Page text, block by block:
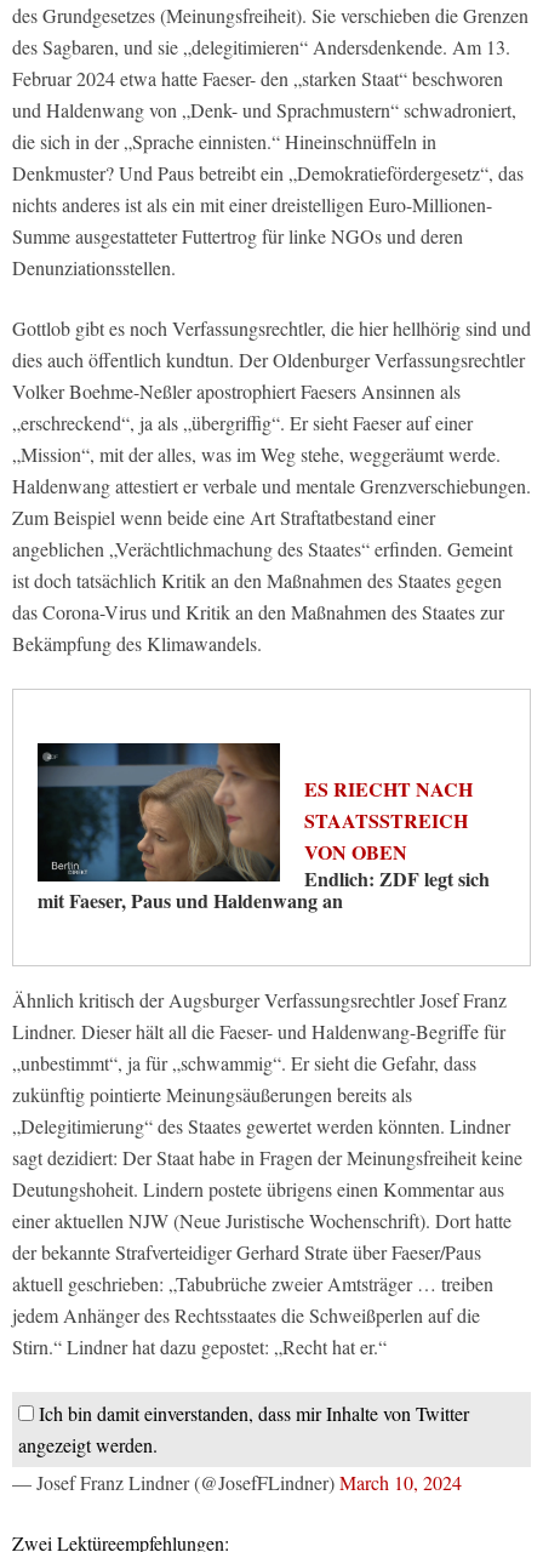
des Grundgesetzes (Meinungsfreiheit). Sie verschieben die Grenzen
des Sagbaren, und sie „delegitimieren“ Andersdenkende. Am 13.
Februar 2024 etwa hatte Faeser- den „starken Staat“ beschworen
und Haldenwang von „Denk- und Sprachmustern“ schwadroniert,
die sich in der „Sprache einnisten.“ Hineinschnüffeln in
Denkmuster? Und Paus betreibt ein „Demokratiefördergesetz“, das
nichts anderes ist als ein mit einer dreistelligen Euro-Millionen-
Summe ausgestatteter Futtertrog für linke NGOs und deren
Denunziationsstellen.
Gottlob gibt es noch Verfassungsrechtler, die hier hellhörig sind und
dies auch öffentlich kundtun. Der Oldenburger Verfassungsrechtler
Volker Boehme-Neßler apostrophiert Faesers Ansinnen als
„erschreckend“, ja als „übergriffig“. Er sieht Faeser auf einer
„Mission“, mit der alles, was im Weg stehe, weggeräumt werde.
Haldenwang attestiert er verbale und mentale Grenzverschiebungen.
Zum Beispiel wenn beide eine Art Straftatbestand einer
angeblichen „Verächtlichmachung des Staates“ erfinden. Gemeint
ist doch tatsächlich Kritik an den Maßnahmen des Staates gegen
das Corona-Virus und Kritik an den Maßnahmen des Staates zur
Bekämpfung des Klimawandels.
ES RIECHT NACH
STAATSSTREICH
VON OBEN
Endlich: ZDF legt sich
mit Faeser, Paus und Haldenwang an
Ähnlich kritisch der Augsburger Verfassungsrechtler Josef Franz
Lindner. Dieser hält all die Faeser- und Haldenwang-Begriffe für
„unbestimmt“, ja für „schwammig“. Er sieht die Gefahr, dass
zukünftig pointierte Meinungsäußerungen bereits als
„Delegitimierung“ des Staates gewertet werden könnten. Lindner
sagt dezidiert: Der Staat habe in Fragen der Meinungsfreiheit keine
Deutungshoheit. Lindern postete übrigens einen Kommentar aus
einer aktuellen NJW (Neue Juristische Wochenschrift). Dort hatte
der bekannte Strafverteidiger Gerhard Strate über Faeser/Paus
aktuell geschrieben: „Tabubrüche zweier Amtsträger … treiben
jedem Anhänger des Rechtsstaates die Schweißperlen auf die
Stirn.“ Lindner hat dazu gepostet: „Recht hat er.“
Ich bin damit einverstanden, dass mir Inhalte von Twitter
angezeigt werden.
— Josef Franz Lindner (@JosefFLindner)March 10, 2024
Zwei Lektüreempfehlungen: